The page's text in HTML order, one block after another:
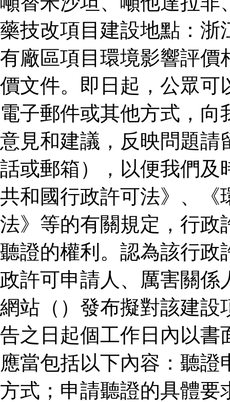
藥技改項目建設地點：浙
有廠區項目環境影響評價
價文件。即日起，公眾可
電子郵件或其他方式，
意見和建議，反映問題請
話或郵箱），以便我們及
共和國行政許可法》、《
法》等的有關規定，行政
聽證的權利。認為該行政
政許可申請人、厲害關係
網站（）發布擬對該建設
告之日起個工作日內以書
應當包括以下內容：聽
方式；申請聽證的具體要